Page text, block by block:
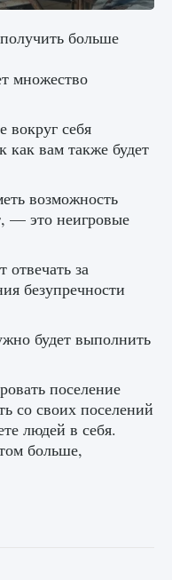
больше
множество
вокруг себя
как вам также будет
возможность
— это неигровые
отвечать за
безупречности
будет выполнить
поселение
со своих поселений
людей в себя.
больше,